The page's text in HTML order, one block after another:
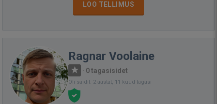
LOO TELLIMUS
Ragnar Voolaine
· 0 tagasisidet
Oli saidil: 2 aastat, 11 kuud tagasi